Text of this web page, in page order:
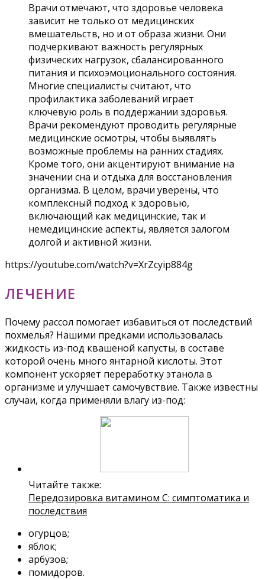
Врачи отмечают, что здоровье человека
зависит не только от медицинских
вмешательств, но и от образа жизни. Они
подчеркивают важность регулярных
физических нагрузок, сбалансированного
питания и психоэмоционального состояния.
Многие специалисты считают, что
профилактика заболеваний играет
ключевую роль в поддержании здоровья.
Врачи рекомендуют проводить регулярные
медицинские осмотры, чтобы выявлять
возможные проблемы на ранних стадиях.
Кроме того, они акцентируют внимание на
значении сна и отдыха для восстановления
организма. В целом, врачи уверены, что
комплексный подход к здоровью,
включающий как медицинские, так и
немедицинские аспекты, является залогом
долгой и активной жизни.
https://youtube.com/watch?v=XrZcyip884g
ЛЕЧЕНИЕ
Почему рассол помогает избавиться от последствий
похмелья? Нашими предками использовалась
жидкость из-под квашеной капусты, в составе
которой очень много янтарной кислоты. Этот
компонент ускоряет переработку этанола в
организме и улучшает самочувствие. Также известны
случаи, когда применяли влагу из-под:
Читайте также:
Передозировка витамином С: симптоматика и
последствия
огурцов;
яблок;
арбузов;
помидоров.